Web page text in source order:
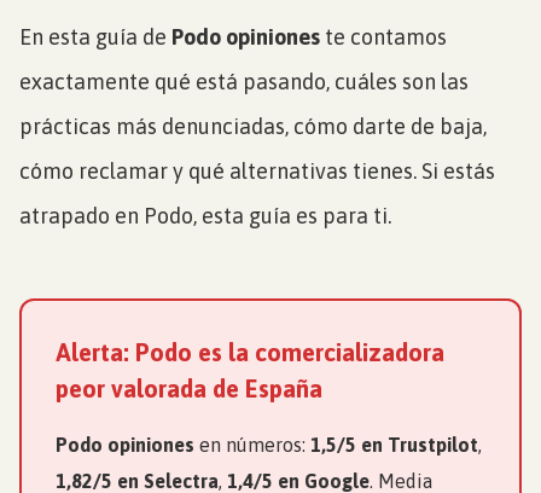
En esta guía de Podo opiniones te contamos
exactamente qué está pasando, cuáles son las
prácticas más denunciadas, cómo darte de baja,
cómo reclamar y qué alternativas tienes. Si estás
atrapado en Podo, esta guía es para ti.
Alerta: Podo es la comercializadora
peor valorada de España
Podo opiniones en números: 1,5/5 en Trustpilot,
1,82/5 en Selectra, 1,4/5 en Google. Media